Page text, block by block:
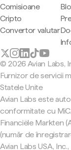
Comisioane
Cripto
Convertor valutar
© 2026 Avian Labs,
Furnizor de servicii
Statele Unite
Avian Labs este
conformitate cu
Financiële Markten
(număr de
Avian Labs USA,